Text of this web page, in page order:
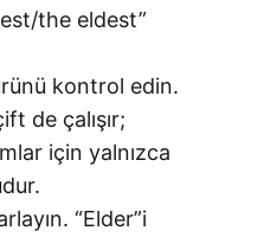
the eldest”
kontrol edin.
de çalışır;
için yalnızca
“Elder”i